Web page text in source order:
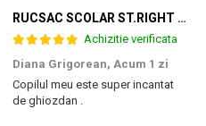
RUCSAC SCOLAR ST.RIGHT 3 COMPARTIMENTE GAME CONTROLLER SPLASH BP-26 697562
Achizitie verificata
Diana Grigorean, Acum 1 zi
Copilul meu este super incantat
de ghiozdan .